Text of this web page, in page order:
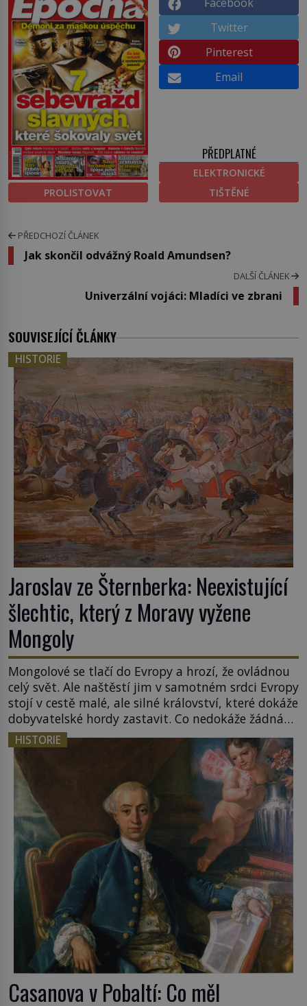
PROLISTOVAT
Facebook
Twitter
Pinterest
Email
PŘEDPLATNÉ
ELEKTRONICKÉ
TIŠTĚNÉ
PŘEDCHOZÍ ČLÁNEK
Jak skončil odvážný Roald Amundsen?
DALŠÍ ČLÁNEK
Univerzální vojáci: Mladíci ve zbrani
SOUVISEJÍCÍ ČLÁNKY
HISTORIE
Jaroslav ze Šternberka: Neexistující
šlechtic, který z Moravy vyžene
Mongoly
Mongolové se tlačí do Evropy a hrozí, že ovládnou
celý svět. Ale naštěstí jim v samotném srdci Evropy
stojí v cestě malé, ale silné království, které dokáže
dobyvatelské hordy zastavit. Co nedokáže žádná
z asijských říší, co nedokážou Němci – to dokáže
český král. Nebo že by ne? Mongolové od roku 1223
postupují podél Kaspického a Azovského moře, […]
HISTORIE
Casanova v Pobaltí: Co měl